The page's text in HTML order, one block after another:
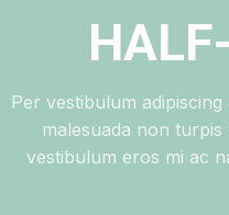
Per vestibulum
malesuada non
vestibulum eros mi ac